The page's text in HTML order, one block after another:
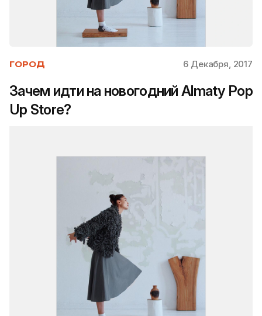
ГОРОД 6 Декабря, 2017
Зачем идти на новогодний Almaty Pop
Up Store?